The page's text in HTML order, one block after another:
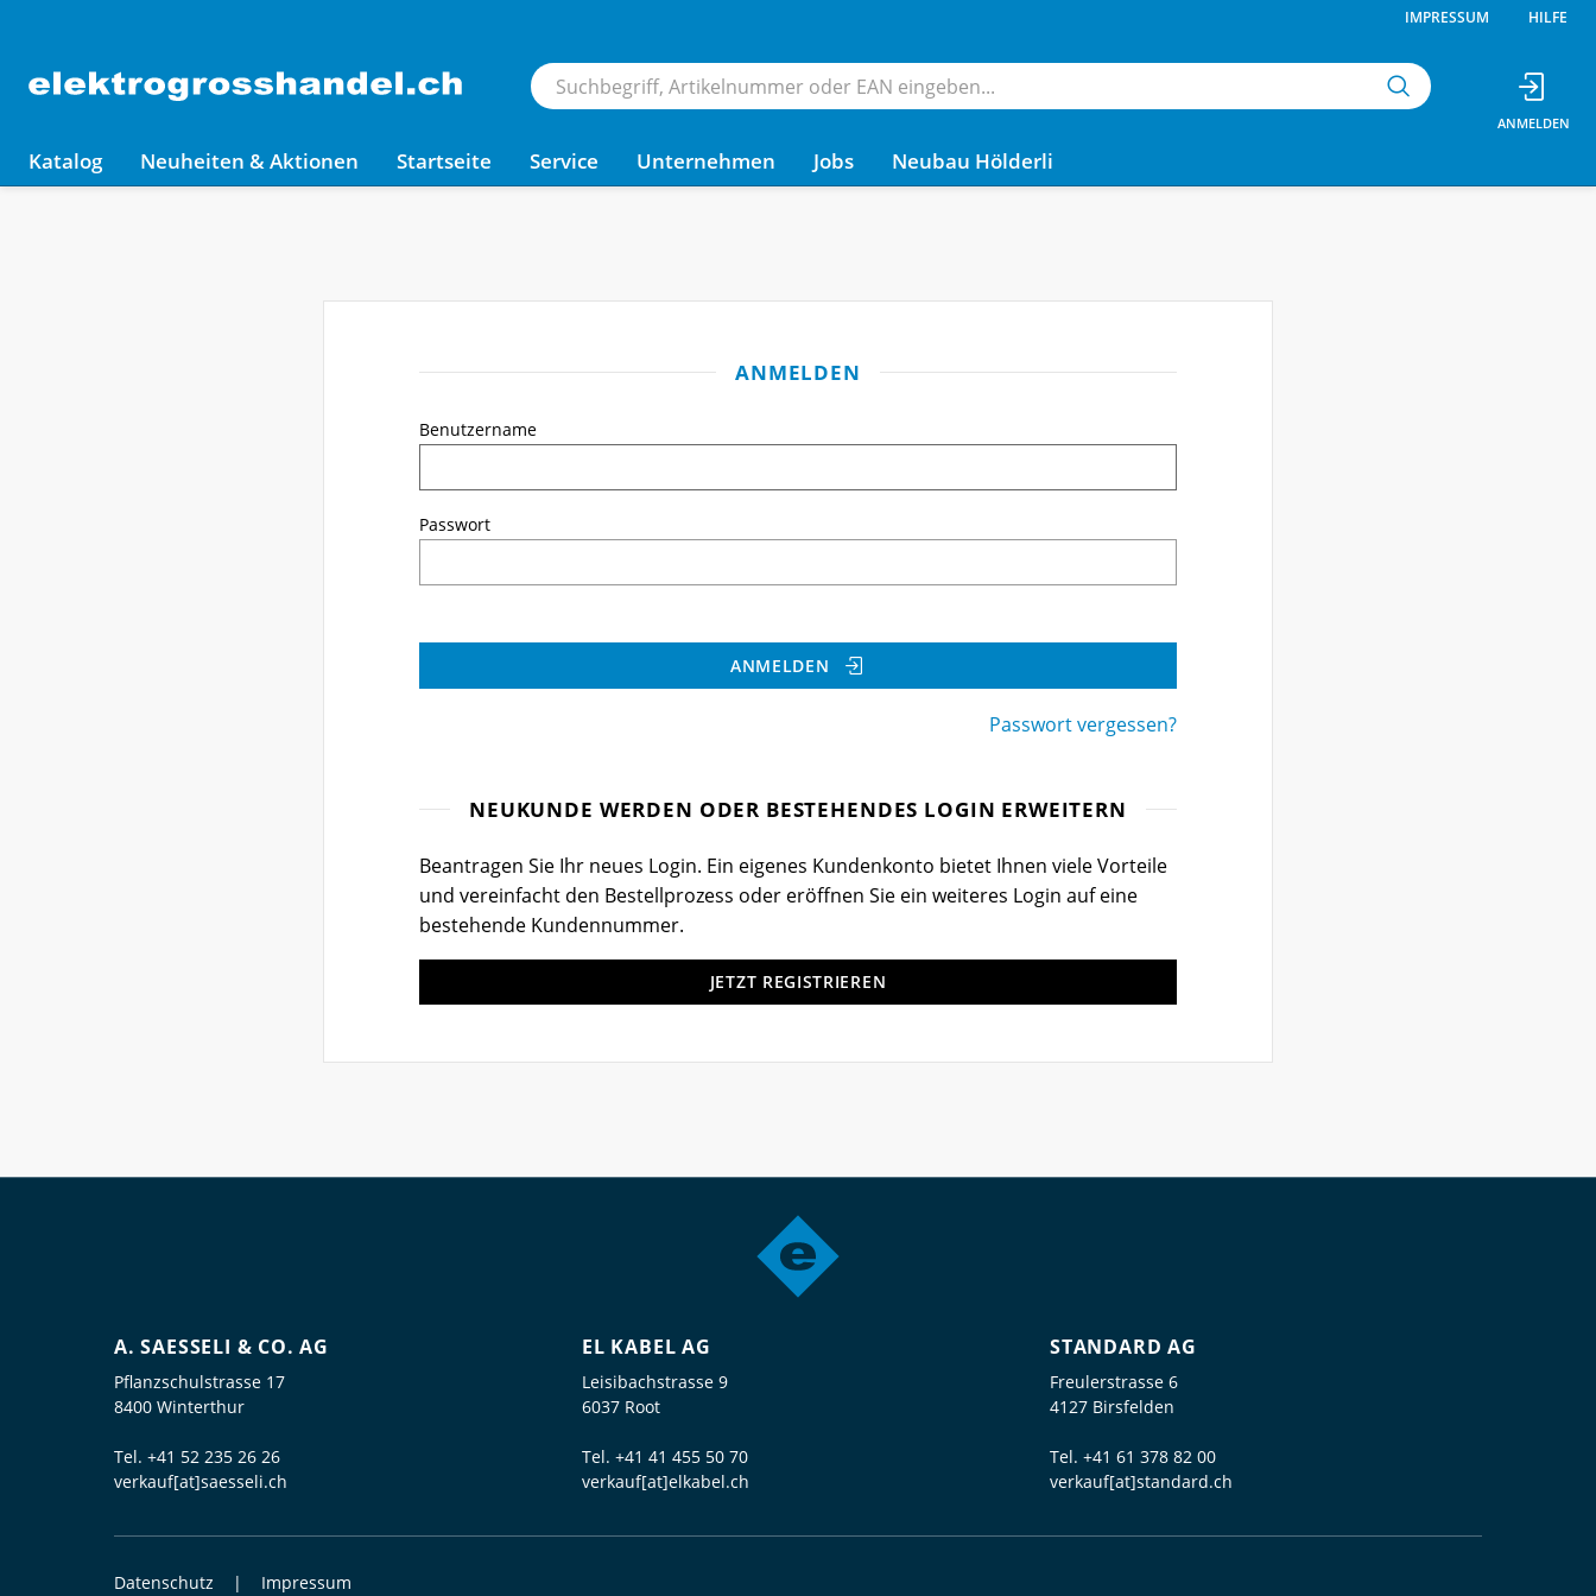
IMPRESSUM HILFE
Katalog Neuheiten & Aktionen Startseite Service Unternehmen Jobs Neubau Hölderli
ANMELDEN
Benutzername
Passwort
ANMELDEN
Passwort vergessen?
NEUKUNDE WERDEN ODER BESTEHENDES LOGIN ERWEITERN
Beantragen Sie Ihr neues Login. Ein eigenes Kundenkonto bietet Ihnen viele Vorteile
und vereinfacht den Bestellprozess oder eröffnen Sie ein weiteres Login auf eine
bestehende Kundennummer.
JETZT REGISTRIEREN
A. SAESSELI & CO. AG
Pflanzschulstrasse 17
8400 Winterthur
Tel. +41 52 235 26 26
verkauf[at]saesseli.ch
EL KABEL AG
Leisibachstrasse 9
6037 Root
Tel. +41 41 455 50 70
verkauf[at]elkabel.ch
STANDARD AG
Freulerstrasse 6
4127 Birsfelden
Tel. +41 61 378 82 00
verkauf[at]standard.ch
Datenschutz Impressum